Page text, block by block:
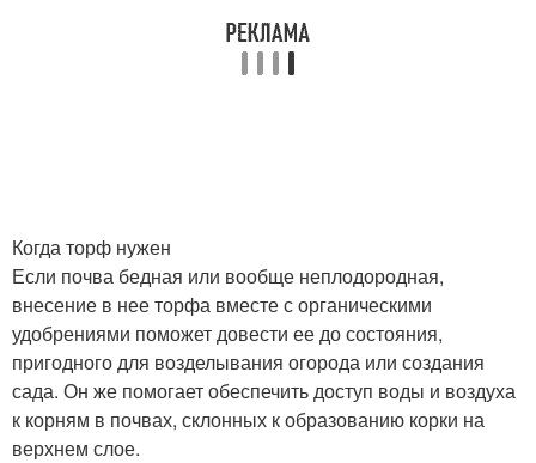
Когда торф нужен
Если почва бедная или вообще неплодородная,
внесение в нее торфа вместе с органическими
удобрениями поможет довести ее до состояния,
пригодного для возделывания огорода или создания
сада. Он же помогает обеспечить доступ воды и воздуха
к корням в почвах, склонных к образованию корки на
верхнем слое.